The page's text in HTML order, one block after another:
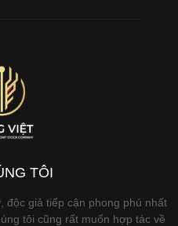
TÔI
độc giả tiếp cận phong phú nhất
tôi cũng rất muốn hợp tác về